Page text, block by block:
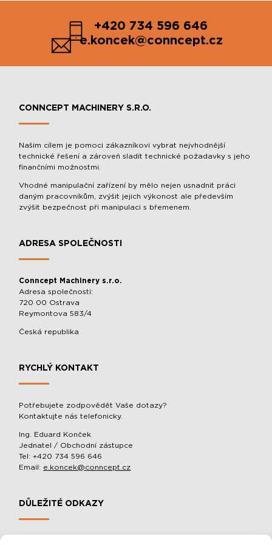
+420 734 596 646
e.koncek@conncept.cz
CONNCEPT MACHINERY S.R.O.
Našim cílem je pomoci zákazníkovi vybrat nejvhodnější
technické řešení a zároveň sladit technické požadavky s jeho
finančními možnostmi.
Vhodné manipulační zařízení by mělo nejen usnadnit práci
daným pracovníkům, zvýšit jejich výkonost ale především
zvýšit bezpečnost při manipulaci s břemenem.
ADRESA SPOLEČNOSTI
Conncept Machinery s.r.o.
Adresa společnosti:
720 00 Ostrava
Reymontova 583/4
Česká republika
RYCHLÝ KONTAKT
Potřebujete zodpovědět Vaše dotazy?
Kontaktujte nás telefonicky.
Ing. Eduard Konček
Jednatel / Obchodní zástupce
Tel: +420 734 596 646
Email: e.koncek@conncept.cz
DŮLEŽITÉ ODKAZY